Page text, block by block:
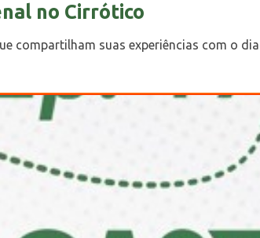
no Cirrótico
compartilham suas experiências com o